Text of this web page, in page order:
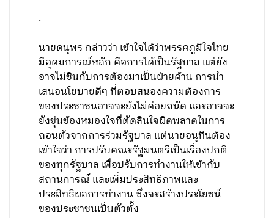
.
นายดนุพร กล่าวว่า เข้าใจได้ว่าพรรคภูมิใจไทย
มีอุดมการณ์หลัก คือการได้เป็นรัฐบาล แต่ยัง
อาจไม่ชินกับการต้องมาเป็นฝ่ายค้าน การนำ
เสนอนโยบายดีๆ ที่ตอบสนองความต้องการ
ของประชาชนอาจจะยังไม่ค่อยถนัด และอาจจะ
ยังขุ่นข้องหมองใจที่ตัดสินใจผิดพลาดในการ
ถอนตัวจากการร่วมรัฐบาล แต่นายอนุทินต้อง
เข้าใจว่า การปรับคณะรัฐมนตรีเป็นเรื่องปกติ
ของทุกรัฐบาล เพื่อปรับการทำงานให้เข้ากับ
สถานการณ์ และเพิ่มประสิทธิภาพและ
ประสิทธิผลการทำงาน ซึ่งจะสร้างประโยชน์
ของประชาชนเป็นตัวตั้ง